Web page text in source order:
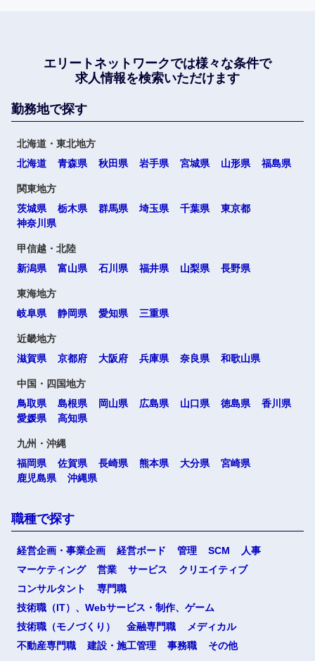
エリートネットワークでは様々な条件で
求人情報を検索いただけます
勤務地で探す
北海道・東北地方
北海道
青森県 秋田県 岩手県 宮城県 山形県 福島県
関東地方
茨城県
栃木県 群馬県 埼玉県 千葉県
東京都
神奈川県
甲信越・北陸
新潟県
富山県 石川県 福井県 山梨県 長野県
東海地方
岐阜県
静岡県 愛知県 三重県
近畿地方
滋賀県
京都府 大阪府 兵庫県 奈良県 和歌山県
中国・四国地方
鳥取県
島根県 岡山県 広島県 山口県 徳島県
香川県
愛媛県
高知県
九州・沖縄
福岡県
佐賀県 長崎県 熊本県 大分県
宮崎県
鹿児島県
沖縄県
職種で探す
経営企画・事業企画 経営ボード 管理 SCM
人事
マーケティング
営業 サービス
クリエイティブ
コンサルタント
専門職
技術職（IT）、Webサービス・制作、ゲーム
技術職（モノづくり）
金融専門職
メディカル
不動産専門職
建設・施工管理 事務職 その他